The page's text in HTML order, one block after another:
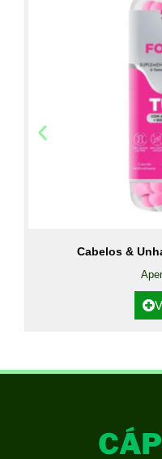
Cabelos &